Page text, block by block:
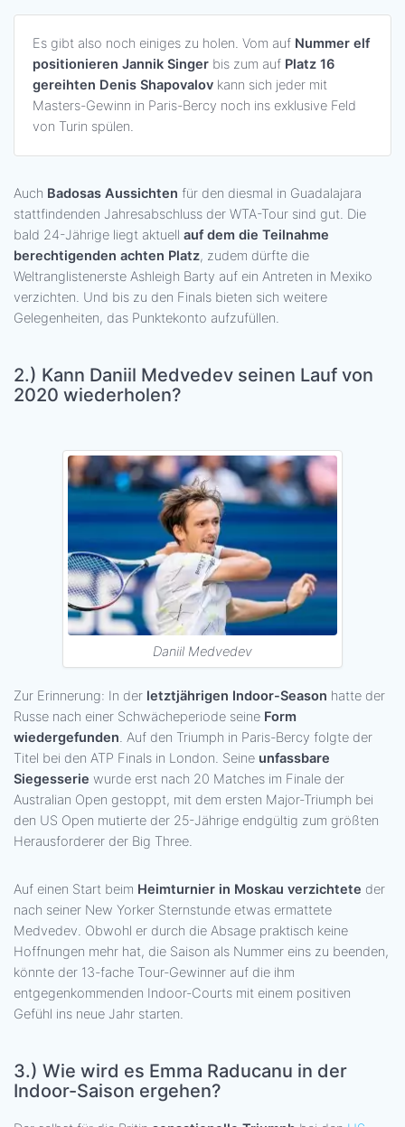
Es gibt also noch einiges zu holen. Vom auf Nummer elf
positionieren Jannik Singer bis zum auf Platz 16
gereihten Denis Shapovalov kann sich jeder mit
Masters-Gewinn in Paris-Bercy noch ins exklusive Feld
von Turin spülen.
Auch Badosas Aussichten für den diesmal in Guadalajara
stattfindenden Jahresabschluss der WTA-Tour sind gut. Die
bald 24-Jährige liegt aktuell auf dem die Teilnahme
berechtigenden achten Platz, zudem dürfte die
Weltranglistenerste Ashleigh Barty auf ein Antreten in Mexiko
verzichten. Und bis zu den Finals bieten sich weitere
Gelegenheiten, das Punktekonto aufzufüllen.
2.) Kann Daniil Medvedev seinen Lauf von
2020 wiederholen?
Daniil Medvedev
Zur Erinnerung: In der letztjährigen Indoor-Season hatte der
Russe nach einer Schwächeperiode seine Form
wiedergefunden. Auf den Triumph in Paris-Bercy folgte der
Titel bei den ATP Finals in London. Seine unfassbare
Siegesserie wurde erst nach 20 Matches im Finale der
Australian Open gestoppt, mit dem ersten Major-Triumph bei
den US Open mutierte der 25-Jährige endgültig zum größten
Herausforderer der Big Three.
Auf einen Start beim Heimturnier in Moskau verzichtete der
nach seiner New Yorker Sternstunde etwas ermattete
Medvedev. Obwohl er durch die Absage praktisch keine
Hoffnungen mehr hat, die Saison als Nummer eins zu beenden,
könnte der 13-fache Tour-Gewinner auf die ihm
entgegenkommenden Indoor-Courts mit einem positiven
Gefühl ins neue Jahr starten.
3.) Wie wird es Emma Raducanu in der
Indoor-Saison ergehen?